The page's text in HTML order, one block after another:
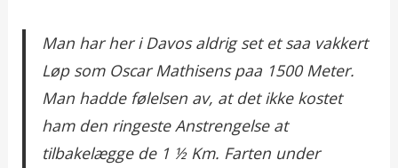
Man har her i Davos aldrig set et saa vakkert
Løp som Oscar Mathisens paa 1500 Meter.
Man hadde følelsen av, at det ikke kostet
ham den ringeste Anstrengelse at
tilbakelægge de 1 ½ Km. Farten under